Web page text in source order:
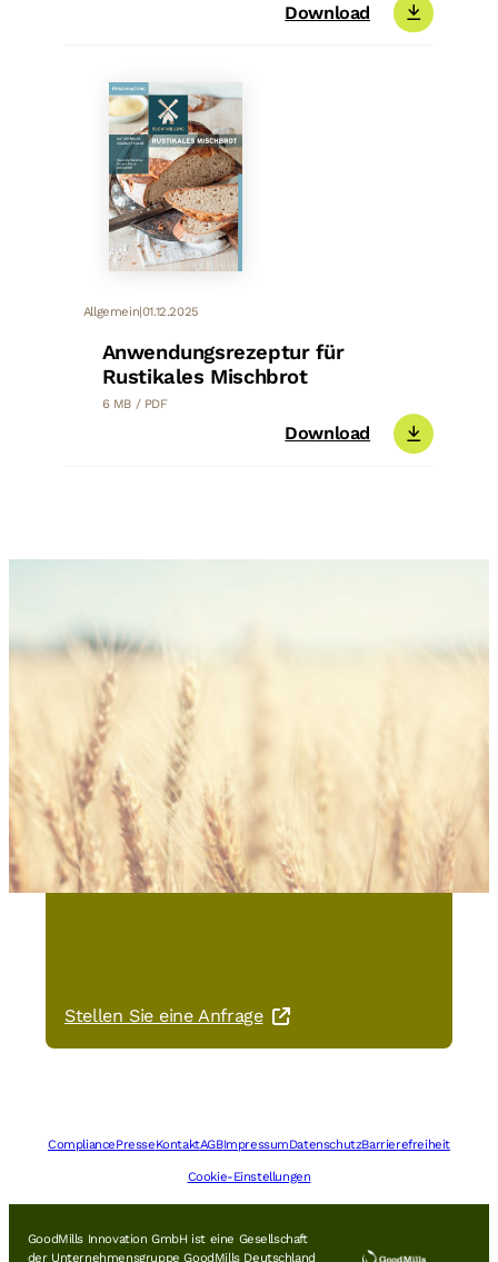
Download
Allgemein|01.12.2025
Anwendungsrezeptur für
Rustikales Mischbrot
6 MB / PDF
Download
Sie haben Interesse an Slow
Milling® NATURFRISCH
Goldgranulat?
Stellen Sie eine Anfrage
CompliancePresseKontaktAGBImpressumDatenschutzBarrierefreiheit
Cookie-Einstellungen
GoodMills Innovation GmbH ist eine Gesellschaft
der Unternehmensgruppe GoodMills Deutschland